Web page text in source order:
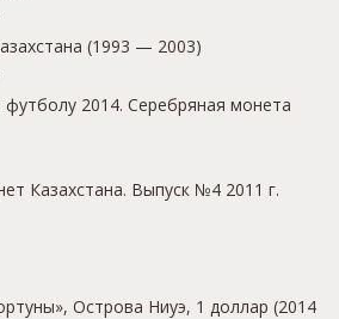
(1993 — 2003)
2014. Серебряная монета
Казахстана. Выпуск №4 2011 г.
Острова Ниуэ, 1 доллар (2014